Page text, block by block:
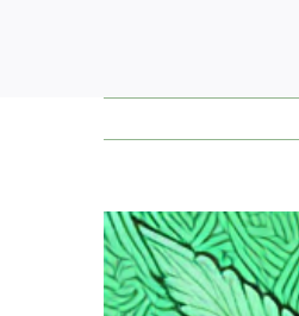
Zeige
grösseres
Bild